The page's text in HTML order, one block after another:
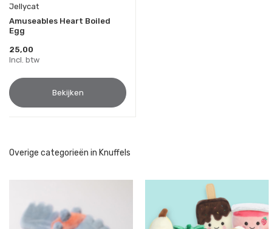
Jellycat
Amuseables Heart Boiled
Egg
25,00
Incl. btw
Bekijken
Overige categorieën in Knuffels